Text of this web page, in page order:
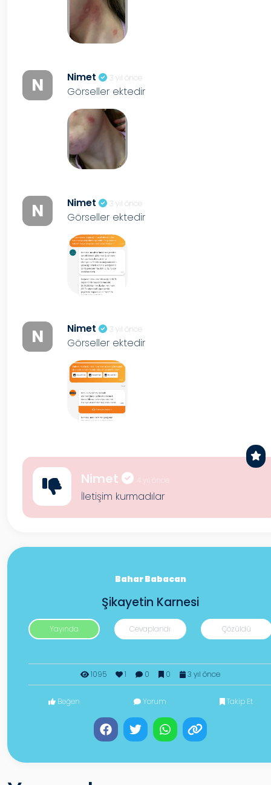
N Nimet 3 yıl önce
Görseller ektedir
N Nimet 3 yıl önce
Görseller ektedir
N Nimet 3 yıl önce
Görseller ektedir
Nimet 4 yıl önce
İletişim kurmadılar
Bahar Babacan
Şikayetin Karnesi
Yayında Cevaplandı Çözüldü
1095 1 0 0 3 yıl önce
Beğen Yorum Takip Et